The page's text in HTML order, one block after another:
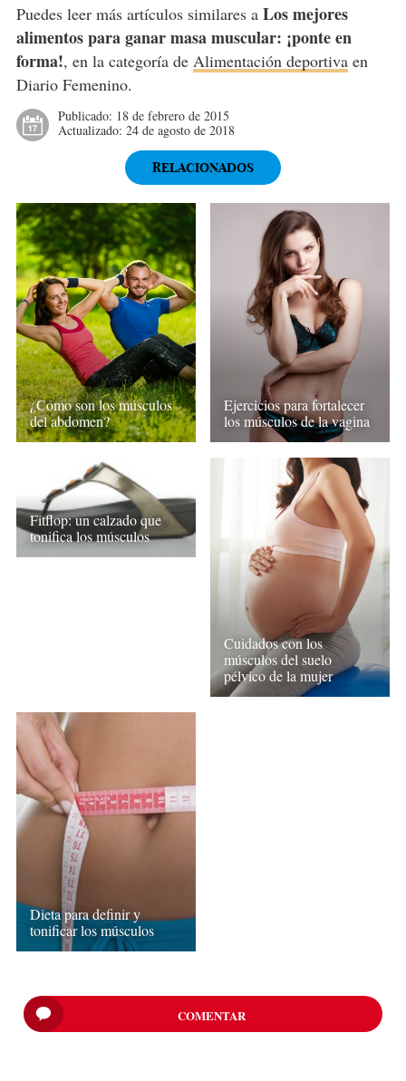
Puedes leer más artículos similares a Los mejores
alimentos para ganar masa muscular: ¡ponte en
forma!, en la categoría de Alimentación deportivaen
Diario Femenino.
Publicado: 18 de febrero de 2015
Actualizado: 24 de agosto de 2018
RELACIONADOS
¿Cómo son los músculos
del abdomen?
Ejercicios para fortalecer
los músculos de la vagina
Fitflop: un calzado que
tonifica los músculos
Cuidados con los
músculos del suelo
pélvico de la mujer
Dieta para definir y
tonificar los músculos
COMENTAR